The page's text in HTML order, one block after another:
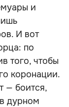
и
И вот
по
того, чтобы
коронации.
— боится,
дурном